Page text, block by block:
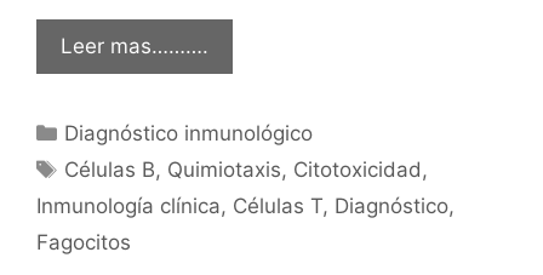
Leer mas……….
Categorías
Diagnóstico inmunológico
Etiquetas
Células B, Quimiotaxis, Citotoxicidad,
Inmunología clínica, Células T, Diagnóstico,
Fagocitos